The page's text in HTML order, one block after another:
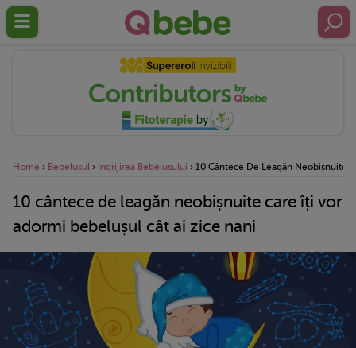
Home › Bebelusul › Ingrijirea Bebelusului › 10 Cântece De Leagăn Neobișnuite
10 cântece de leagăn neobișnuite care îți vor
adormi bebelușul cât ai zice nani